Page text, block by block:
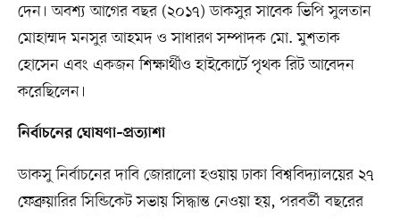
দেন। অবশ্য আগের বছর (২০১৭) ডাকসুর সাবেক ভিপি সুলতান
মোহাম্মদ মনসুর আহমদ ও সাধারণ সম্পাদক মো. মুশতাক
হোসেন এবং একজন শিক্ষার্থীও হাইকোর্টে পৃথক রিট আবেদন
করেছিলেন।
নির্বাচনের ঘোষণা–প্রত্যাশা
ডাকসু নির্বাচনের দাবি জোরালো হওয়ায় ঢাকা বিশ্ববিদ্যালয়ের ২৭
ফেব্রুয়ারির সিন্ডিকেট সভায় সিদ্ধান্ত নেওয়া হয়, পরবর্তী বছরের